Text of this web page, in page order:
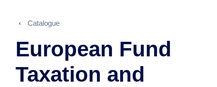
Catalogue
European Fund
Taxation and